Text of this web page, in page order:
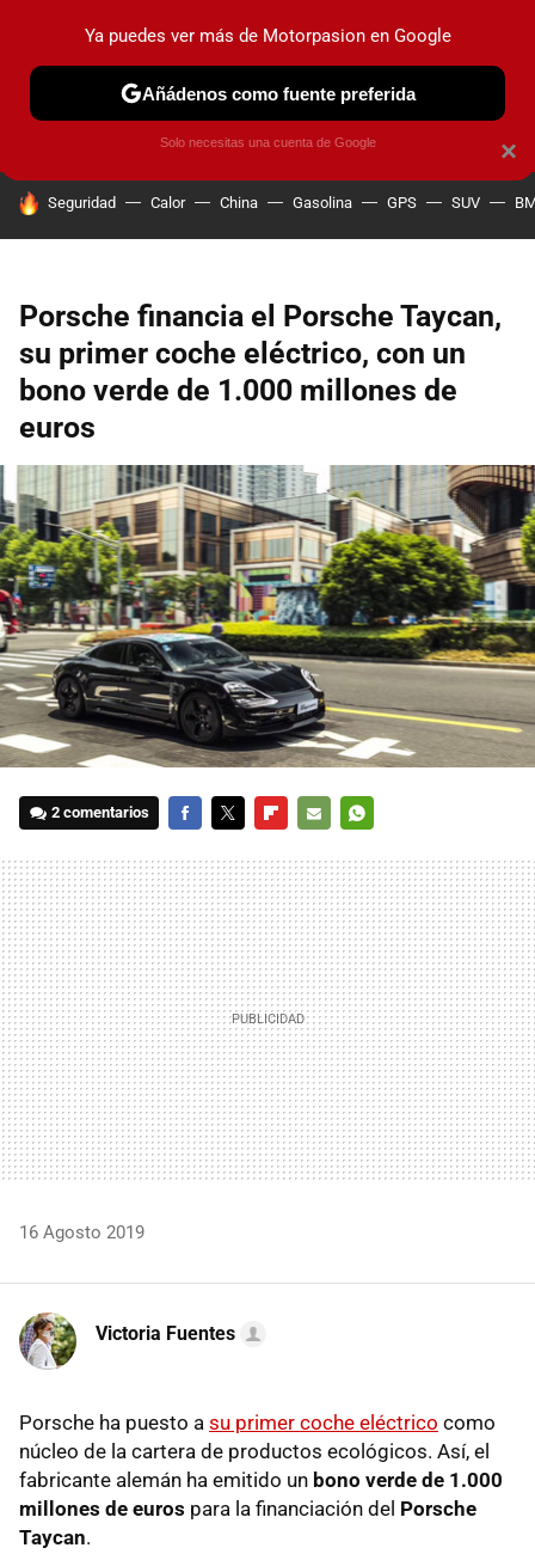
PRUEBAS COCHES ELÉCTRICOS OBSERVATORIO
HOY SE HABLA DE
Seguridad Calor China Gasolina GPS SUV
Porsche financia el Porsche Taycan,
su primer coche eléctrico, con un
bono verde de 1.000 millones de
euros
2 comentarios
MAIL
16 Agosto 2019
Victoria Fuentes
Porsche ha puesto a su primer coche eléctrico como
núcleo de la cartera de productos ecológicos. Así, el
fabricante alemán ha emitido un bono verde de 1.000
millones de euros para la financiación del Porsche
Taycan.
×
Ya puedes ver más de Motorpasion en Google
Añádenos como fuente preferida
Solo necesitas una cuenta de Google